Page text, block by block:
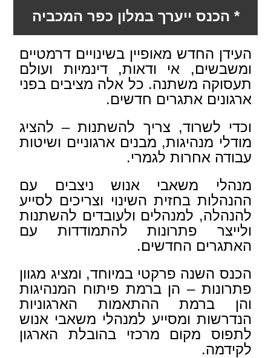
* הכנס ייערך במלון כפר המכביה
העידן החדש מאופיין בשינויים דרמטיים
ומשבשים, אי ודאות, דינמיות ועולם
תעסוקה משתנה. כל אלה מציבים בפני
ארגונים אתגרים חדשים.
וכדי לשרוד, צריך להשתנות – להציג
מודלי מנהיגות, מבנים ארגוניים ושיטות
עבודה אחרות לגמרי.
מנהלי משאבי אנוש ניצבים עם
ההנהלות בחזית השינוי וצריכים לסייע
להנהלה, למנהלים ולעובדים להשתנות
ולייצר פתרונות להתמודדות עם
האתגרים החדשים.
הכנס השנה פרקטי במיוחד, ומציג מגוון
פתרונות – הן ברמת פיתוח המנהיגות
והן ברמת ההתאמות הארגוניות
הנדרשות ומסייע למנהלי משאבי אנוש
לתפוס מקום מרכזי בהובלת הארגון
לקידמה.